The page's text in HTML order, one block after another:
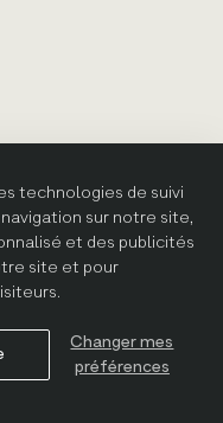
technologies de suivi
sur notre site,
et des publicités
site et pour
Changer mes
préférences